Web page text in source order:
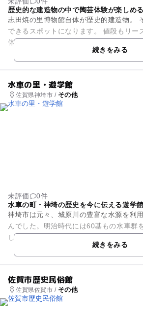
歴史的な建造物の中で陶芸体験が楽しめ
志田焼の里博物館自体が歴史的建造物。
できるスポットになります。 値段もリー
体験をして思い出を形にしてみるのもい
続きをみる
水車の里・遊学館
佐賀県神埼市 / その他
未評価
0件
水車の町・神埼の歴史を今に伝える遊学館
神埼市は元々、城原川の豊富な水源を利
んでした。明治時代には60基もの水車群
した。水車は主に佐賀平野で収穫される
「神崎そうめん」が作られ...続きをみる
佐賀市歴史民俗館
佐賀県佐賀市 / その他